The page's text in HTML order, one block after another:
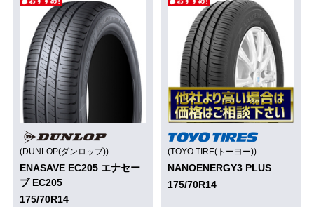
(DUNLOP(ダンロップ))
ENASAVE EC205 エナセー
ブ EC205
175/70R14
(TOYO TIRE(トーヨー))
NANOENERGY3 PLUS
175/70R14